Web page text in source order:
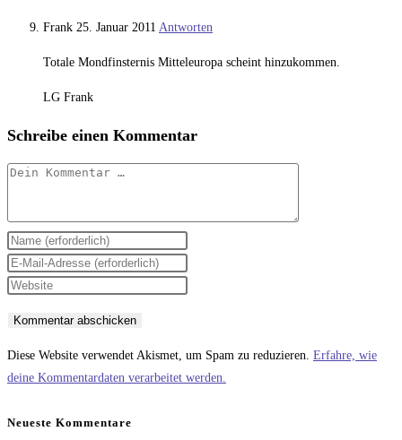
Frank 25. Januar 2011 Antworten
Totale Mondfinsternis Mitteleuropa scheint hinzukommen.
LG Frank
Schreibe einen Kommentar
Kommentar
Gib
deinen
Namen
zum
Kommentieren
Gib
deine
Adresse
zum
ein
Gib
URL
ein
Diese Website verwendet Akismet, um Spam zu reduzieren. Erfahre, wie
deine Kommentardaten verarbeitet werden.
Neueste Kommentare